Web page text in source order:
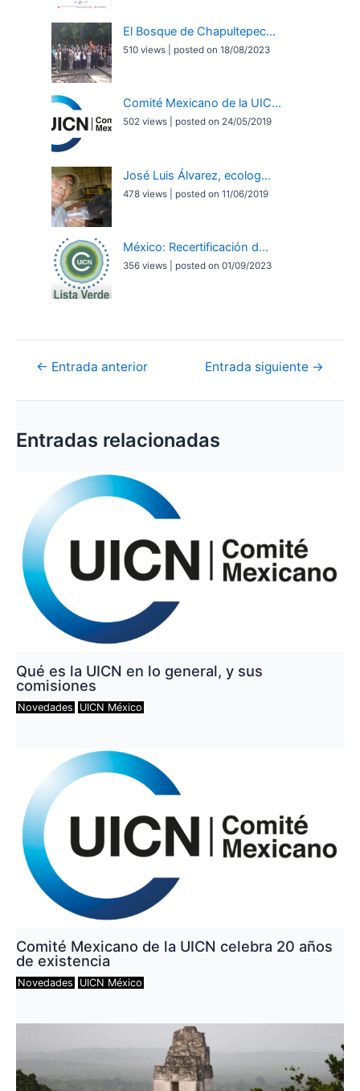
El Bosque de Chapultepec...
510 views posted on 18/08/2023
Comité Mexicano de la UIC...
502 views posted on 24/05/2019
José Luis Álvarez, ecolog...
478 views posted on 11/06/2019
México: Recertificación d...
356 views posted on 01/09/2023
Navegación
entradas
← Entrada anterior Entrada siguiente →
Entradas relacionadas
Qué es la UICN en lo general, y sus
comisiones
Novedades UICN México
Comité Mexicano de la UICN celebra 20 años
de existencia
Novedades UICN México